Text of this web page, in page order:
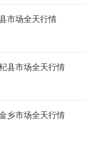
市场全天行情
县市场全天行情
乡市场全天行情